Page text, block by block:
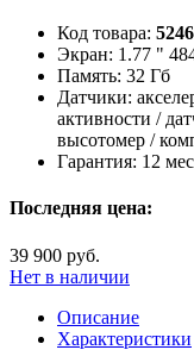
Код товара:
Экран: 1.77 "
Память: 32 Гб
Датчики:
активности /
высотомер /
Гарантия: 12
Последняя цена:
39 900 руб.
Нет в наличии
Описание
Характеристики